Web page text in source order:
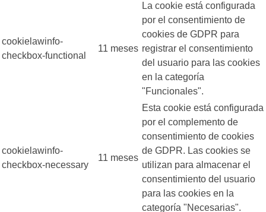
cookielawinfo-
checkbox-functional
11 meses
La cookie está configurada
por el consentimiento de
cookies de GDPR para
registrar el consentimiento
del usuario para las cookies
en la categoría
"Funcionales".
cookielawinfo-
checkbox-necessary
11 meses
Esta cookie está configurada
por el complemento de
consentimiento de cookies
de GDPR. Las cookies se
utilizan para almacenar el
consentimiento del usuario
para las cookies en la
categoría "Necesarias".